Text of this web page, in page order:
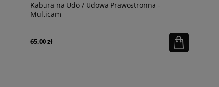
Kabura na Udo / Udowa Prawostronna -
Multicam
65,00 zł